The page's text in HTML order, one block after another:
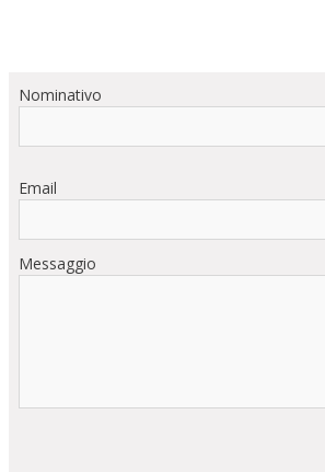
Nominativo
Email
Messaggio